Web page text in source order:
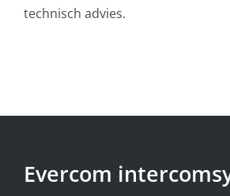
technisch advies.
Evercom